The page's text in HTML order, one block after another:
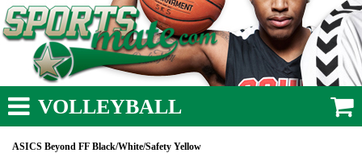
VOLLEYBALL
ASICS Beyond FF Black/White/Safety Yellow